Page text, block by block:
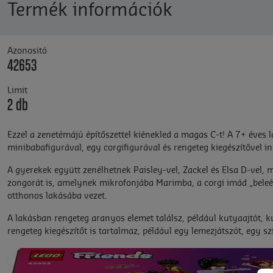
Termék információk
Azonositó
42653
Limit
2 db
Ezzel a zenetémájú építőszettel kiénekled a magas C-t! A 7+
minibabafigurával, egy corgifigurával és rengeteg kiegészítővel
A gyerekek együtt zenélhetnek Paisley-vel, Zackel és Elsa D-
zongorát is, amelynek mikrofonjába Marimba, a corgi imád
otthonos lakásába vezet.
A lakásban rengeteg aranyos elemet találsz, például kutyaajtót,
rengeteg kiegészítőt is tartalmaz, például egy lemezjátszót, egy